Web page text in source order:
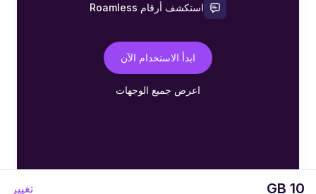
10 GB تغيير
استكشف أرقام Roamless
ابدأ الاستخدام الآن
اعرض جميع الوجهات